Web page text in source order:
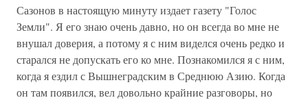
Сазонов в настоящую минуту издает газету "Голос
Земли". Я его знаю очень давно, но он всегда во мне не
внушал доверия, а потому я с ним виделся очень редко и
старался не допускать его ко мне. Познакомился я с ним,
когда я ездил с Вышнеградским в Среднюю Азию. Когда
он там появился, вел довольно крайние разговоры, но